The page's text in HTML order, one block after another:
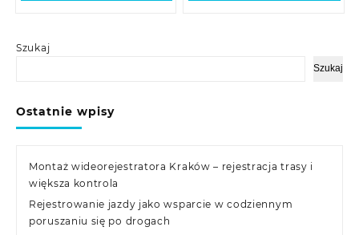
Szukaj
Szukaj
Ostatnie wpisy
Montaż wideorejestratora Kraków – rejestracja trasy i
większa kontrola
Rejestrowanie jazdy jako wsparcie w codziennym
poruszaniu się po drogach